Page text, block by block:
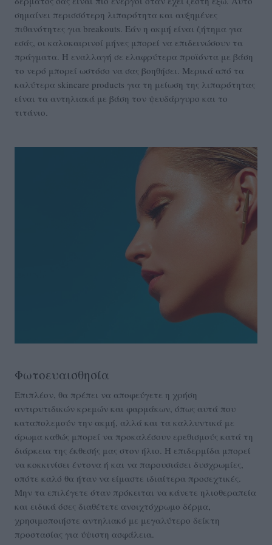
σημαίνει περισσότερη λιπαρότητα και αυξημένες
πιθανότητες για breakouts. Εάν η ακμή είναι ζήτημα για
εσάς, οι καλοκαιρινοί μήνες μπορεί να επιδεινώσουν τα
πράγματα. Η εναλλαγή σε ελαφρύτερα προϊόντα με βάση
το νερό μπορεί ωστόσο να σας βοηθήσει. Μερικά από τα
καλύτερα skincare products για τη μείωση της λιπαρότητας
είναι τα αντηλιακά με βάση τον ψευδάργυρο και το
τιτάνιο.
Φωτοευαισθησία
Επιπλέον, θα πρέπει να αποφεύγετε η χρήση
αντιρυτιδικών κρεμών και φαρμάκων, όπως αυτά που
καταπολεμούν την ακμή, αλλά και τα καλλυντικά με
άρωμα καθώς μπορεί να προκαλέσουν ερεθισμούς κατά τη
διάρκεια της έκθεσής μας στον ήλιο. Η επιδερμίδα μπορεί
να κοκκινίσει έντονα ή και να παρουσιάσει δυσχρωμίες,
οπότε καλό θα ήταν να είμαστε ιδιαίτερα προσεχτικές.
Μην τα επιλέγετε όταν πρόκειται να κάνετε ηλιοθεραπεία
και ειδικά όσες διαθέτετε ανοιχτόχρωμο δέρμα,
χρησιμοποιήστε αντηλιακό με μεγαλύτερο δείκτη
προστασίας για ύψιστη ασφάλεια.